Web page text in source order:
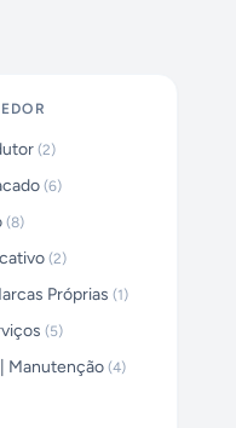
(2)
(6)
(8)
(2)
Próprias (1)
(5)
Manutenção (4)